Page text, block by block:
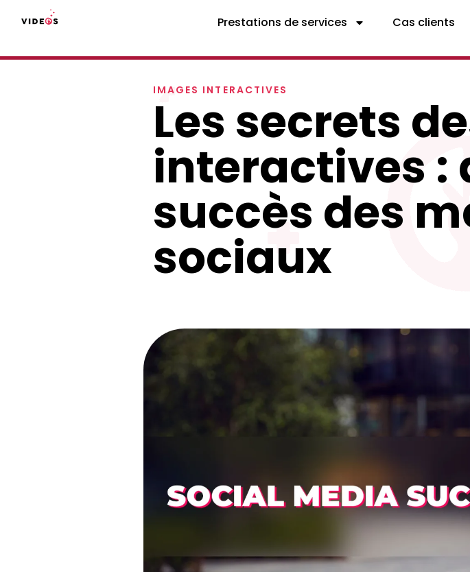
Prestations de services Cas clients
IMAGES INTERACTIVES
Les secrets
interactives :
succès des
sociaux